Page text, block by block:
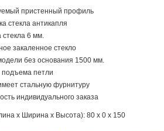
пристенный профиль
стекла антикапля
6 мм.
закаленное стекло
без основания 1500 мм.
подъема петли
стальную фурнитуру
индивидуального заказа
х Ширина х Высота): 80 x 0 x 150